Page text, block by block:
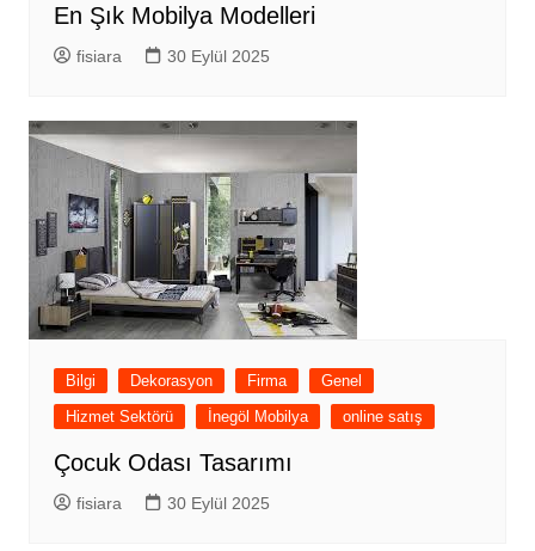
En Şık Mobilya Modelleri
fisiara 30 Eylül 2025
Bilgi Dekorasyon Firma
Genel
Hizmet Sektörü
İnegöl Mobilya online satış
Çocuk Odası Tasarımı
fisiara 30 Eylül 2025